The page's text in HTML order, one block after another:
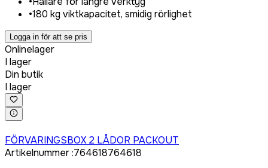
•180 kg viktkapacitet, smidig rörlighet
Logga in för att se pris
Onlinelager
I lager
Din butik
I lager
FÖRVARINGSBOX 2 LÅDOR PACKOUT
Artikelnummer:764618764618